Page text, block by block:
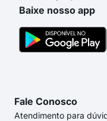
Baixe nosso app
Fale Conosco
Atendimento para